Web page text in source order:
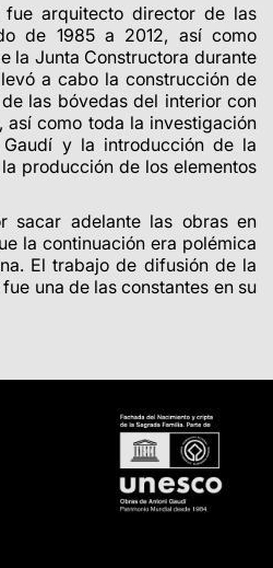
arquitecto director de las
de 1985 a 2012, así como
la Junta Constructora durante
a cabo la construcción de
las bóvedas del interior con
como toda la investigación
y la introducción de la
producción de los elementos
sacar adelante las obras en
la continuación era polémica
El trabajo de difusión de la
una de las constantes en su